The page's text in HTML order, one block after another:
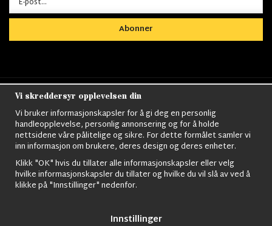
Abonner
Nordens största utbud av
kläder,Militärtöverskott, Militärutrustning, Ordningsvakt
utrustning,väktarkläder,Militärbyxor,Militärjackor,M65
Jackor,Bomberjackor,Militärkängor,Militära Ryggsäckar,Vintage Army
kläder,Sjömanskläder,Paracord,Gasmask,Ghillie
Vi skreddersyr opplevelsen din
Vi bruker informasjonskapsler for å gi deg en personlig
handleopplevelse, personlig annonsering og for å holde
nettsidene våre pålitelige og sikre. For dette formålet samler vi
inn informasjon om brukere, deres design og deres enheter.
Klikk "OK" hvis du tillater alle informasjonskapsler eller velg
hvilke informasjonskapsler du tillater og hvilke du vil slå av ved å
klikke på "Innstillinger" nedenfor.
Innstillinger